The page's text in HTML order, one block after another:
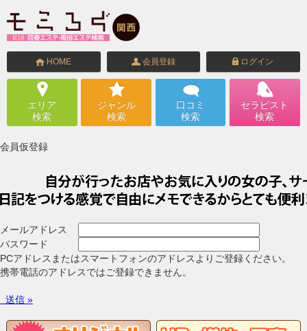
HOME 会員登録 ログイン
エリア
検索
ジャンル
検索
口コミ
検索
セラピスト
検索
会員仮登録
メールアドレス
パスワード
PCアドレスまたはスマートフォンのアドレスよりご登録ください。
携帯電話のアドレスではご登録できません。
送信 »